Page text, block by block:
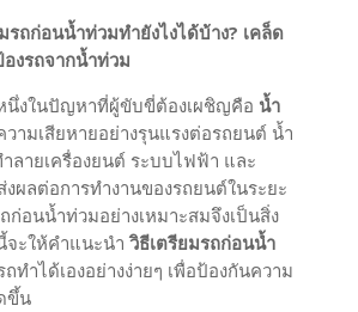
รถก่อนน้ำท่วมทำยังไงได้บ้าง? เคล็ด
งรถจากน้ำท่วม
นึ่งในปัญหาที่ผู้ขับขี่ต้องเผชิญคือ น้ำ
วามเสียหายอย่างรุนแรงต่อรถยนต์ น้ำ
ลายเครื่องยนต์ ระบบไฟฟ้า และ
ผลต่อการทำงานของรถยนต์ในระยะ
ก่อนน้ำท่วมอย่างเหมาะสมจึงเป็นสิ่ง
ะให้คำแนะนำ วิธีเตรียมรถก่อนน้ำ
ทำได้เองอย่างง่ายๆ เพื่อป้องกันความ
ขึ้น